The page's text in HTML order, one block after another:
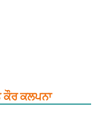
ਕੌਰ ਕਲਪਨਾ